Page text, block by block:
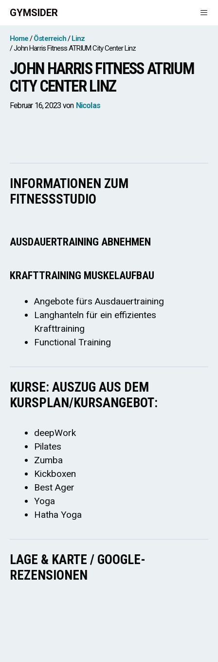
Zum
Inhalt
springen
GYMSIDER
Home Österreich
Linz
John Harris Fitness ATRIUM City Center Linz
JOHN HARRIS FITNESS ATRIUM
CITY CENTER LINZ
Februar 16, 2023 von Nicolas
INFORMATIONEN ZUM
FITNESSSTUDIO
AUSDAUERTRAINING ABNEHMEN
KRAFTTRAINING MUSKELAUFBAU
Angebote fürs Ausdauertraining
Langhanteln für ein effizientes
Krafttraining
Functional Training
KURSE: AUSZUG AUS DEM
KURSPLAN/KURSANGEBOT:
deepWork
Pilates
Zumba
Kickboxen
Best Ager
Yoga
Hatha Yoga
LAGE & KARTE / GOOGLE-
REZENSIONEN